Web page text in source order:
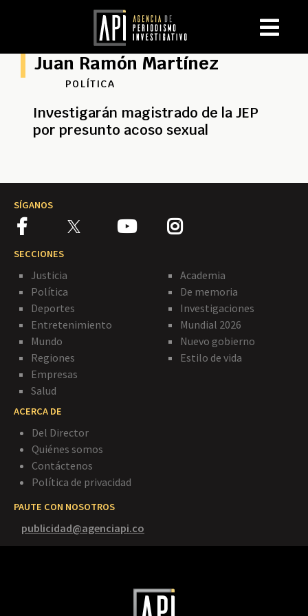
Juan Ramón Martínez
POLÍTICA
Investigarán magistrado de la JEP
por presunto acoso sexual
SÍGANOS
SECCIONES
Justicia
Política
Deportes
Entretenimiento
Mundo
Regiones
Empresas
Salud
Academia
De memoria
Investigaciones
Mundial 2026
Nuevo gobierno
Estilo de vida
ACERCA DE
Del Director
Quiénes somos
Contáctenos
Política de privacidad
PAUTE CON NOSOTROS
publicidad@agenciapi.co